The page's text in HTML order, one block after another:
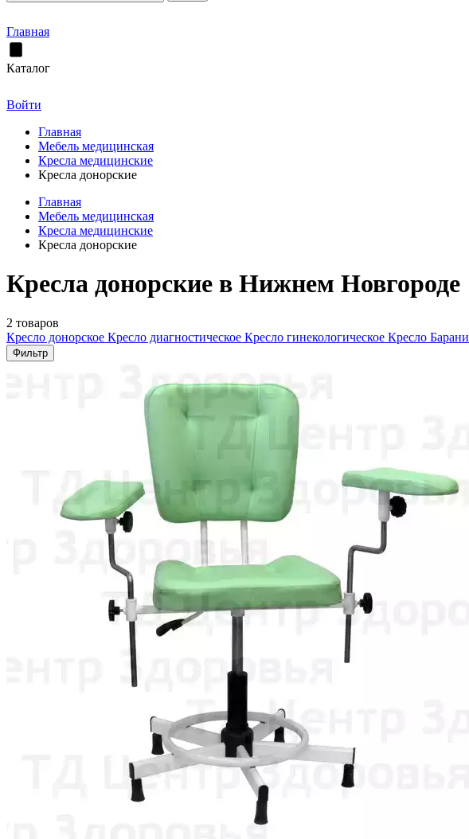
Главная
Каталог
Войти
Главная
Мебель медицинская
Кресла медицинские
Кресла донорские
Главная
Мебель медицинская
Кресла медицинские
Кресла донорские
Кресла донорские в Нижнем Новгороде
2 товаров
Кресло донорское Кресло диагностическое Кресло гинекологическое Кресло Барани
Фильтр